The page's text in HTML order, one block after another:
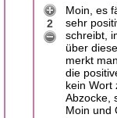
2
Moin, es
sehr
schreibt,
über
merkt
die
kein Wort
Abzocke,
Moin und